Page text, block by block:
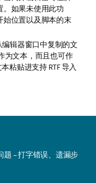
。如果未使用此功
始位置以及脚本的末
辑器窗口中复制的文
为文本，而且也可作
粘贴进支持 RTF 导入
– 打字错误、遗漏步